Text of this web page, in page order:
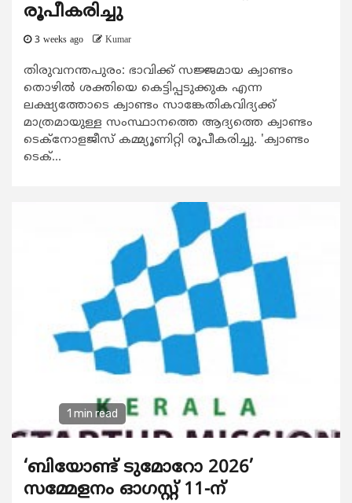
രൂപീകരിച്ചു
3 weeks ago Kumar
തിരുവനന്തപുരം: ഭാവിക്ക് സജ്ജമായ ക്വാണ്ടം
തൊഴില്‍ ശക്തിയെ കെട്ടിപ്പടുക്കുക എന്ന
ലക്ഷ്യത്തോടെ ക്വാണ്ടം സാങ്കേതികവിദ്യക്ക്
മാത്രമായുള്ള സംസ്ഥാനത്തെ ആദ്യത്തെ ക്വാണ്ടം
ടെക്നോളജീസ് കമ്മ്യൂണിറ്റി രൂപീകരിച്ചു. 'ക്വാണ്ടം
ടെക്...
1 min read
‘ബിയോണ്ട് ടുമോറോ 2026’
സമ്മേളനം ഓഗസ്റ്റ് 11-ന്